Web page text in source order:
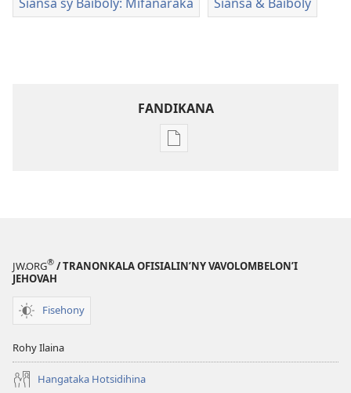
FANDIKANA
Fandikana
JW.ORG® / TRANONKALA OFISIALIN’NY VAVOLOMBELON’I
JEHOVAH
Fisehony
Rohy Ilaina
Hangataka Hotsidihina